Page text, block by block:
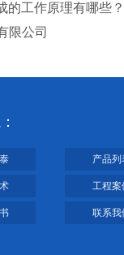
的工作原理有哪些？
限公司
产品列
工程案
联系我